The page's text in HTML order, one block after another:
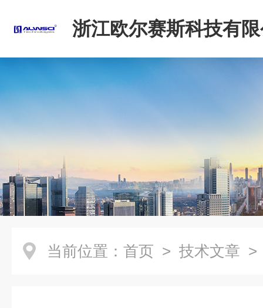
浙江欧尔赛斯科技有
当前位置： 首页 > 技术文章 >